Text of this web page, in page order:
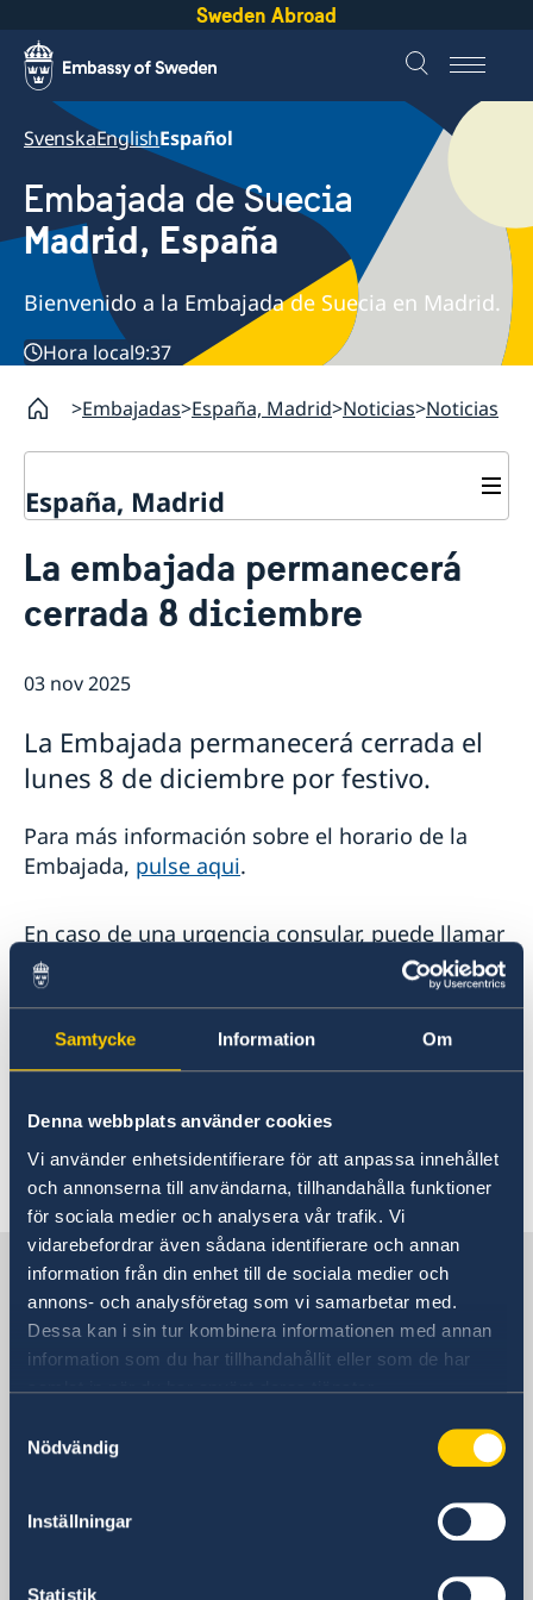
Samtycke Information Om
Denna webbplats använder cookies
Vi använder enhetsidentifierare för att anpassa innehållet
och annonserna till användarna, tillhandahålla funktioner
för sociala medier och analysera vår trafik. Vi
vidarebefordrar även sådana identifierare och annan
information från din enhet till de sociala medier och
annons- och analysföretag som vi samarbetar med.
Dessa kan i sin tur kombinera informationen med annan
information som du har tillhandahållit eller som de har
samlat in när du har använt deras tjänster.
Nödvändig
Inställningar
Statistik
Sweden Abroad
SvenskaEnglishEspañol
Embajada de Suecia
Madrid, España
Bienvenido a la Embajada de Suecia en Madrid.
Hora local9:37
Embajadas España, Madrid Noticias Noticias
España, Madrid
Sobre nosotros
Personal en la embajada
Reglamento General de Protección de Datos (RGPD)
Noticias
Prioridades en la promoción cultural y comercial
La embajada permanecerá
cerrada 8 diciembre
03 nov 2025
La Embajada permanecerá cerrada el
lunes 8 de diciembre por festivo.
Para más información sobre el horario de la
Embajada, pulse aqui.
En caso de una urgencia consular, puede llamar
a la Embajada al +34 917 02 2000 y seguir las
instrucciones para ser transferido al Servicio de
Exteriores en Suecia.
Última actualización 03 nov 2025, 16.43
Suecia en España
Embajada
Visiting address
28010 Madrid
Calle Caracas 25
Teléfono